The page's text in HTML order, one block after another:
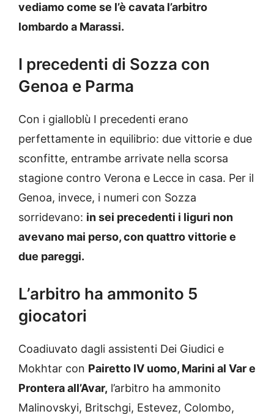
vediamo come se l’è cavata l’arbitro
lombardo a Marassi.
I precedenti di Sozza con
Genoa e Parma
Con i gialloblù I precedenti erano
perfettamente in equilibrio: due vittorie e due
sconfitte, entrambe arrivate nella scorsa
stagione contro Verona e Lecce in casa. Per il
Genoa, invece, i numeri con Sozza
sorridevano: in sei precedenti i liguri non
avevano mai perso, con quattro vittorie e
due pareggi.
L’arbitro ha ammonito 5
giocatori
Coadiuvato dagli assistenti Dei Giudici e
Mokhtar con Pairetto IV uomo, Marini al Var e
Prontera all’Avar, l’arbitro ha ammonito
Malinovskyi, Britschgi, Estevez, Colombo,